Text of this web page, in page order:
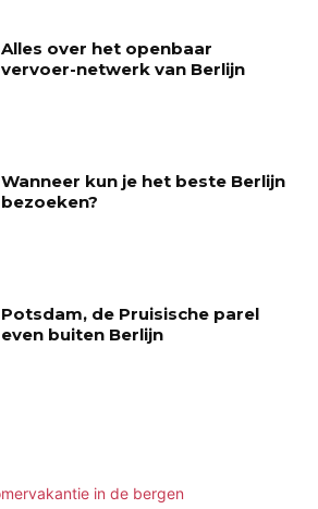
Alles over het openbaar
vervoer-netwerk van Berlijn
Wanneer kun je het beste Berlijn
bezoeken?
Potsdam, de Pruisische parel
even buiten Berlijn